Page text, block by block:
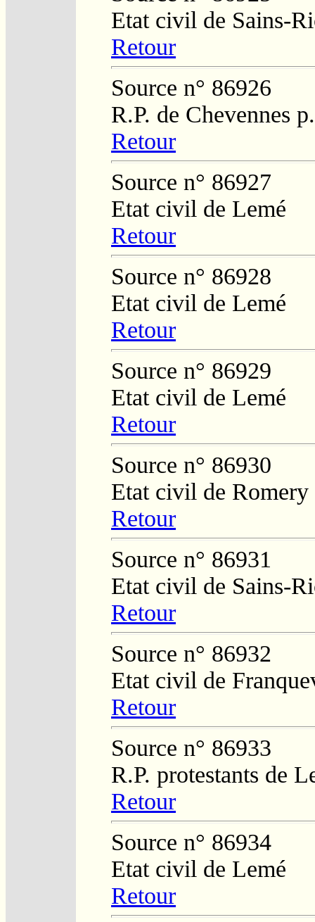
Etat civil de Sains-
Retour
Source n° 86926
R.P. de Chevennes
Retour
Source n° 86927
Etat civil de Lemé
Retour
Source n° 86928
Etat civil de Lemé
Retour
Source n° 86929
Etat civil de Lemé
Retour
Source n° 86930
Etat civil de Romery
Retour
Source n° 86931
Etat civil de Sains-
Retour
Source n° 86932
Etat civil de
Retour
Source n° 86933
R.P. protestants de
Retour
Source n° 86934
Etat civil de Lemé
Retour